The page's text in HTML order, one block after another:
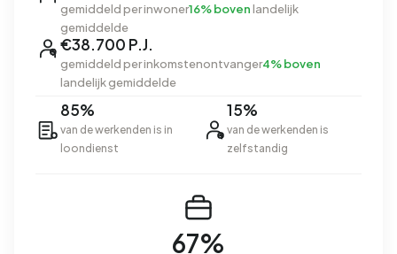
gemiddeld per inwoner16% bovenlandelijk
gemiddelde
€38.700 P.J.
gemiddeld per inkomstenontvanger4% boven
landelijk gemiddelde
85%
van de werkenden is in
loondienst
15%
van de werkenden is
zelfstandig
67%